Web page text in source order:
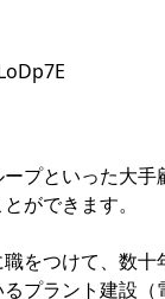
プといった大
ができます。
をつけて、数十
プラント建設